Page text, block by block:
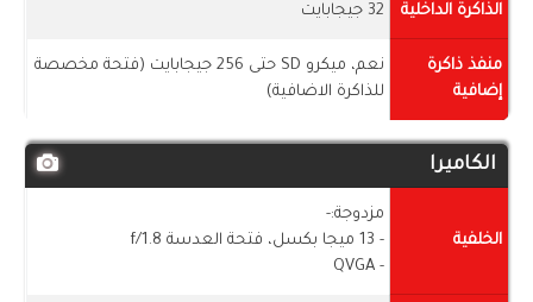
الذاكرة الداخلية 32 جيجابايت
منفذ ذاكرة
إضافية
نعم، ميكرو SD حتى 256 جيجابايت (فتحة مخصصة
للذاكرة الاضافية)
الكاميرا
الخلفية
مزدوجة:-
- 13 ميجا بكسل، فتحة العدسة f/1.8
- QVGA